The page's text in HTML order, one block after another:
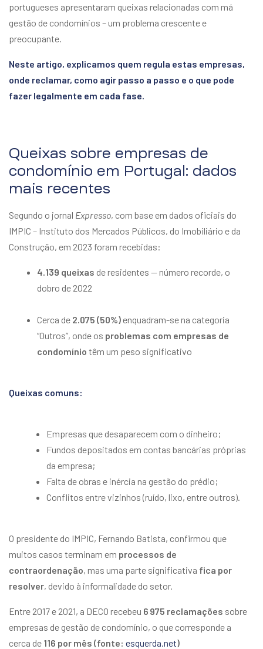
portugueses apresentaram queixas relacionadas com má
gestão de condomínios – um problema crescente e
preocupante.
Neste artigo, explicamos quem regula estas empresas,
onde reclamar, como agir passo a passo e o que pode
fazer legalmente em cada fase.
Queixas sobre empresas de
condomínio em Portugal: dados
mais recentes
Segundo o jornal Expresso, com base em dados oficiais do
IMPIC – Instituto dos Mercados Públicos, do Imobiliário e da
Construção, em 2023 foram recebidas:
4.139 queixas de residentes — número recorde, o
dobro de 2022
Cerca de 2.075 (50%)enquadram-se na categoria
“Outros”, onde os problemas com empresas de
condomínio têm um peso significativo
Queixas comuns:
Empresas que desaparecem com o dinheiro;
Fundos depositados em contas bancárias próprias
da empresa;
Falta de obras e inércia na gestão do prédio;
Conflitos entre vizinhos (ruído, lixo, entre outros).
O presidente do IMPIC, Fernando Batista, confirmou que
muitos casos terminam em processos de
contraordenação, mas uma parte significativa fica por
resolver, devido à informalidade do setor.
Entre 2017 e 2021, a DECO recebeu 6 975 reclamações sobre
empresas de gestão de condomínio, o que corresponde a
cerca de 116 por mês (fonte: esquerda.net)